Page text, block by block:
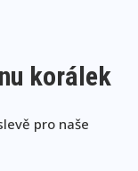
korálek
pro naše